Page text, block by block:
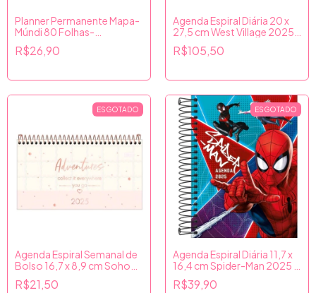
Planner Permanente Mapa-
Múndi 80 Folhas-
Culturama
R$26,90
Agenda Espiral Diária 20 x
27,5 cm West Village 2025 -
Tilibra
R$105,50
ESGOTADO
Agenda Espiral Semanal de
Bolso 16,7 x 8,9 cm Soho
2025 - Tilibra
R$21,50
ESGOTADO
Agenda Espiral Diária 11,7 x
16,4 cm Spider-Man 2025 -
Tilibra
R$39,90